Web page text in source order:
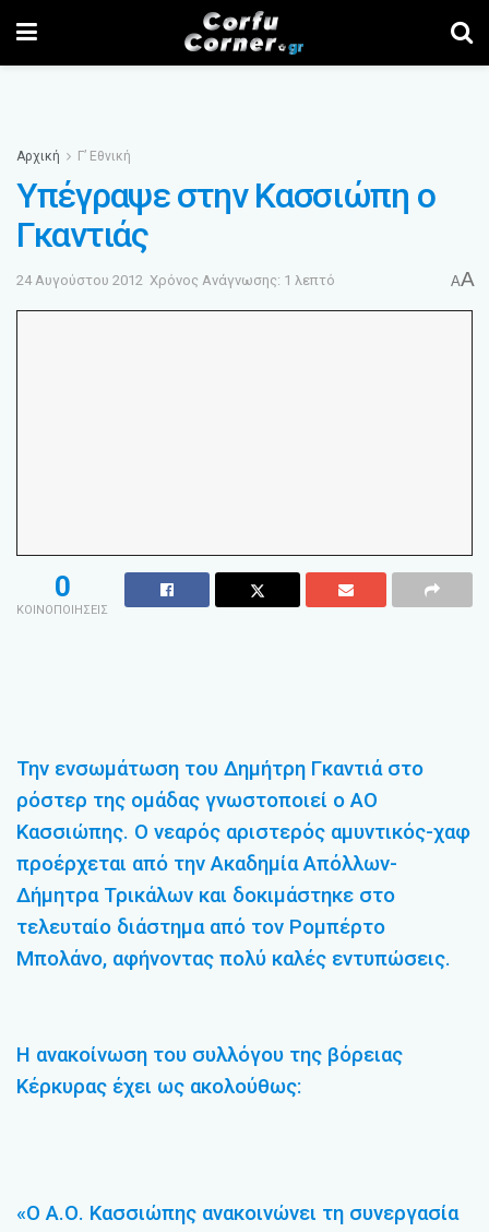
Αρχική Γ’ Εθνική
Υπέγραψε στην Κασσιώπη ο
Γκαντιάς
24 Αυγούστου 2012 Χρόνος Ανάγνωσης: 1 λεπτό AA
0
ΚΟΙΝΟΠΟΙΗΣΕΙΣ
Την ενσωμάτωση του Δημήτρη Γκαντιά στο
ρόστερ της ομάδας γνωστοποιεί ο ΑΟ
Κασσιώπης. Ο νεαρός αριστερός αμυντικός-χαφ
προέρχεται από την Ακαδημία Απόλλων-
Δήμητρα Τρικάλων και δοκιμάστηκε στο
τελευταίο διάστημα από τον Ρομπέρτο
Μπολάνο, αφήνοντας πολύ καλές εντυπώσεις.
Η ανακοίνωση του συλλόγου της βόρειας
Κέρκυρας έχει ως ακολούθως:
«Ο Α.Ο. Κασσιώπης ανακοινώνει τη συνεργασία